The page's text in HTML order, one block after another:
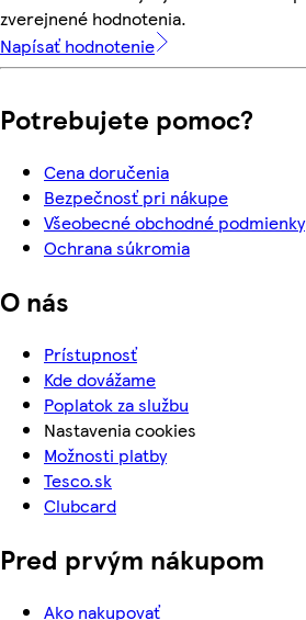
zverejnené hodnotenia.
Napísať hodnotenie
Potrebujete pomoc?
Cena doručenia
Bezpečnosť pri nákupe
Všeobecné obchodné podmienky
Ochrana súkromia
O nás
Prístupnosť
Kde dovážame
Poplatok za službu
Nastavenia cookies
Možnosti platby
Tesco.sk
Clubcard
Pred prvým nákupom
Ako nakupovať